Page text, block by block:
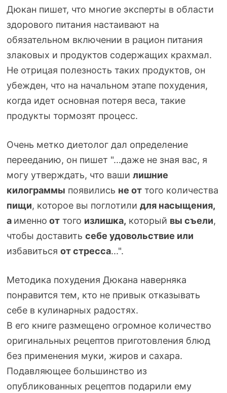
Дюкан пишет, что многие эксперты в области
здорового питания настаивают на
обязательном включении в рацион питания
злаковых и продуктов содержащих крахмал.
Не отрицая полезность таких продуктов, он
убежден, что на начальном этапе похудения,
когда идет основная потеря веса, такие
продукты тормозят процесс.
Очень метко диетолог дал определение
перееданию, он пишет "...даже не зная вас, я
могу утверждать, что ваши лишние
килограммы появились не оттого количества
пищи, которое вы поглотили для насыщения,
а именно оттого излишка, который вы съели,
чтобы доставить себе удовольствие или
избавиться от стресса...".
Методика похудения Дюкана наверняка
понравится тем, кто не привык отказывать
себе в кулинарных радостях.
В его книге размещено огромное количество
оригинальных рецептов приготовления блюд
без применения муки, жиров и сахара.
Подавляющее большинство из
опубликованных рецептов подарили ему